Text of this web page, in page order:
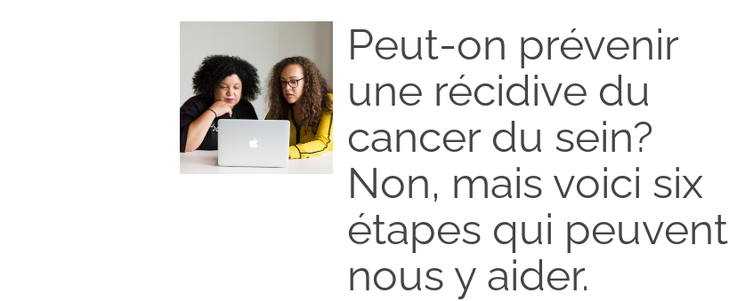
Peut-on prévenir
une récidive du
cancer du sein?
Non, mais voici six
étapes qui peuvent
nous y aider.